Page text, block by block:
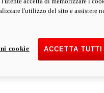
più
l'utilizzo del sito e assistere
ACCETTA
cookie